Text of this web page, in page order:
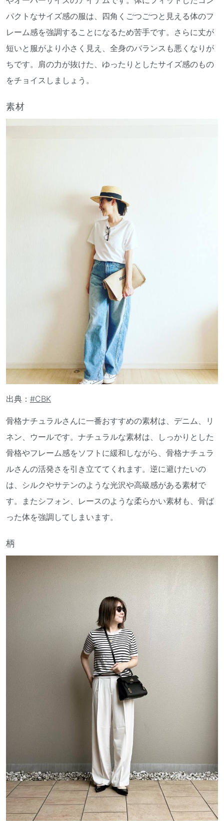
パクトなサイズ感の服は、四角くごつごつと見える体のフ
レーム感を強調することになるため苦手です。さらに丈が
短いと服がより小さく見え、全身のバランスも悪くなりが
ちです。肩の力が抜けた、ゆったりとしたサイズ感のもの
をチョイスしましょう。
素材
出典： #CBK
骨格ナチュラルさんに一番おすすめの素材は、デニム、リ
ネン、ウールです。ナチュラルな素材は、しっかりとした
骨格やフレーム感をソフトに緩和しながら、骨格ナチュラ
ルさんの活発さを引き立ててくれます。逆に避けたいの
は、シルクやサテンのような光沢や高級感がある素材で
す。またシフォン、レースのような柔らかい素材も、骨ば
った体を強調してしまいます。
柄